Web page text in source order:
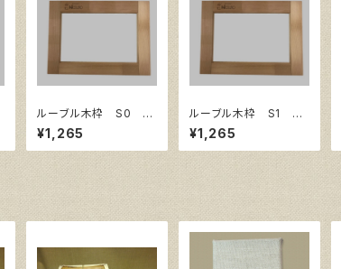
ルーブル木枠 S0 サ
イズ180㎜×180㎜
¥1,265
ルーブル木枠 S1 サ
イズ220㎜×220㎜
¥1,265